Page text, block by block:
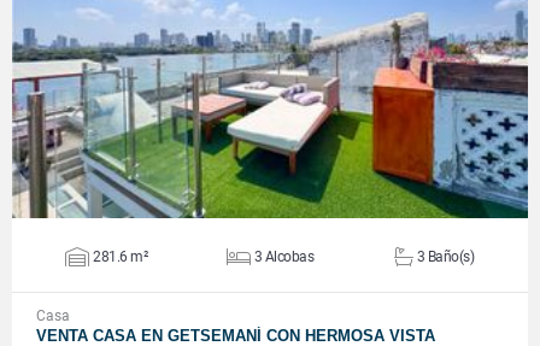
VER DETALLES
281.6 m² 3 Alcobas 3 Baño(s)
Casa
VENTA CASA EN GETSEMANÍ CON HERMOSA VISTA